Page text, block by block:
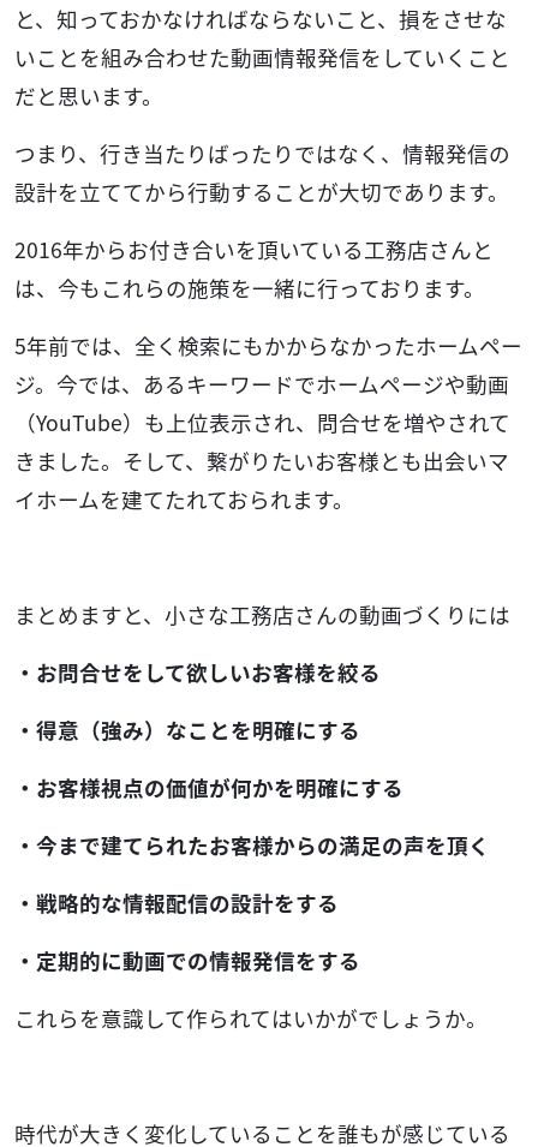
と、知っておかなければならないこと、損をさせな
いことを組み合わせた動画情報発信をしていくこと
だと思います。
つまり、行き当たりばったりではなく、情報発信の
設計を立ててから行動することが大切であります。
2016年からお付き合いを頂いている工務店さんと
は、今もこれらの施策を一緒に行っております。
5年前では、全く検索にもかからなかったホームペー
ジ。今では、あるキーワードでホームページや動画
（YouTube）も上位表示され、問合せを増やされて
きました。そして、繋がりたいお客様とも出会いマ
イホームを建てたれておられます。
まとめますと、小さな工務店さんの動画づくりには
・お問合せをして欲しいお客様を絞る
・得意（強み）なことを明確にする
・お客様視点の価値が何かを明確にする
・今まで建てられたお客様からの満足の声を頂く
・戦略的な情報配信の設計をする
・定期的に動画での情報発信をする
これらを意識して作られてはいかがでしょうか。
時代が大きく変化していることを誰もが感じている